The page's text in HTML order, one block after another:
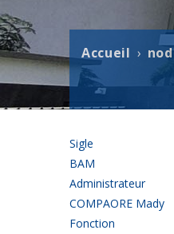
Fil
d'Ariane
Accueil
Sigle
BAM
Administrateur
COMPAORE Mady
Fonction